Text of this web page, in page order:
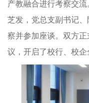
产教融合进行考察交
芝发，党总支副书记
察并参加座谈。双方
议，开启了校行、校企